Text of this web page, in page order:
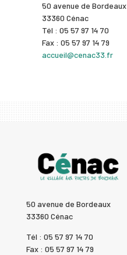
50 avenue de Bordeaux
33360 Cénac
Tél : 05 57 97 14 70
Fax : 05 57 97 14 79
accueil@cenac33.fr
50 avenue de Bordeaux
33360 Cénac
Tél : 05 57 97 14 70
Fax : 05 57 97 14 79